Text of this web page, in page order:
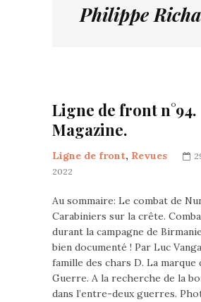
Philippe
Ligne de front n°94.
Magazine.
Ligne de front, Revues
2022
Au sommaire: Le combat de
Carabiniers sur la crête.
durant la campagne de
bien documenté ! Par Luc
famille des chars D. La marque
Guerre. A la recherche de la
dans l’entre-deux guerres.